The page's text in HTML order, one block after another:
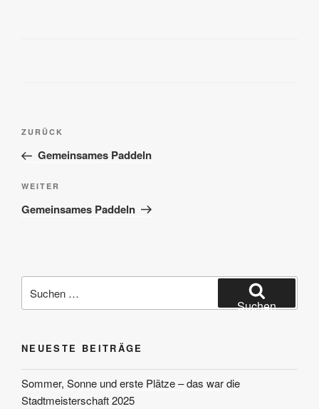
Beitragsnavigation
Vorheriger
Beitrag
ZURÜCK
Gemeinsames Paddeln
Nächster
Beitrag
WEITER
Gemeinsames Paddeln
nach:
Suchen
NEUESTE BEITRÄGE
Sommer, Sonne und erste Plätze – das war die
Stadtmeisterschaft 2025